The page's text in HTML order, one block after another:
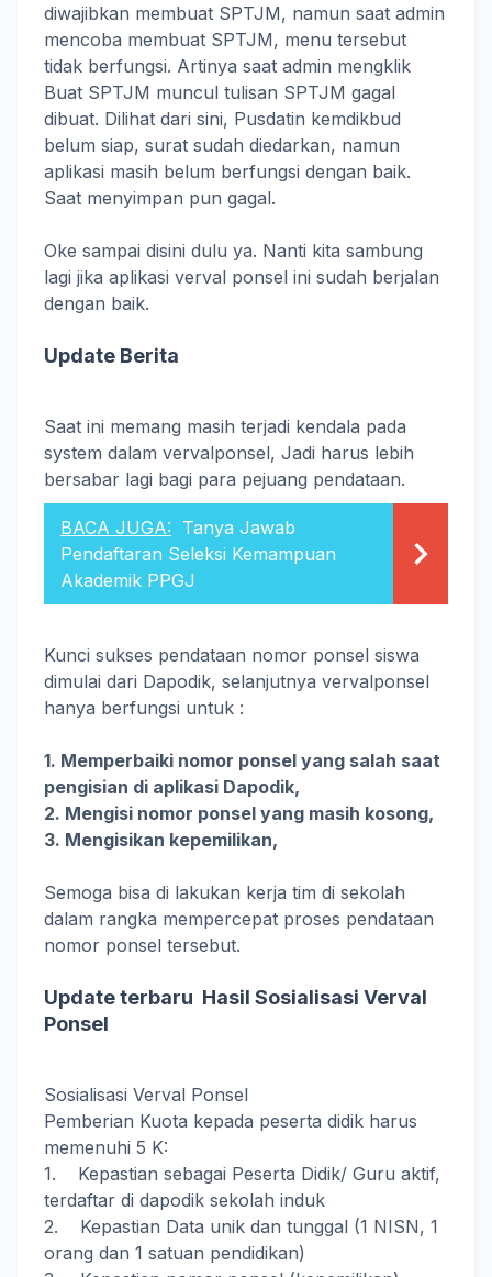
diwajibkan membuat SPTJM, namun saat admin
mencoba membuat SPTJM, menu tersebut
tidak berfungsi. Artinya saat admin mengklik
Buat SPTJM muncul tulisan SPTJM gagal
dibuat. Dilihat dari sini, Pusdatin kemdikbud
belum siap, surat sudah diedarkan, namun
aplikasi masih belum berfungsi dengan baik.
Saat menyimpan pun gagal.
Oke sampai disini dulu ya. Nanti kita sambung
lagi jika aplikasi verval ponsel ini sudah berjalan
dengan baik.
Update Berita
Saat ini memang masih terjadi kendala pada
system dalam vervalponsel, Jadi harus lebih
bersabar lagi bagi para pejuang pendataan.
BACA JUGA: Tanya Jawab
Pendaftaran Seleksi Kemampuan
Akademik PPGJ
Kunci sukses pendataan nomor ponsel siswa
dimulai dari Dapodik, selanjutnya vervalponsel
hanya berfungsi untuk :
1. Memperbaiki nomor ponsel yang salah saat
pengisian di aplikasi Dapodik,
2. Mengisi nomor ponsel yang masih kosong,
3. Mengisikan kepemilikan,
Semoga bisa di lakukan kerja tim di sekolah
dalam rangka mempercepat proses pendataan
nomor ponsel tersebut.
Update terbaru Hasil Sosialisasi Verval
Ponsel
Sosialisasi Verval Ponsel
Pemberian Kuota kepada peserta didik harus
memenuhi 5 K:
1. Kepastian sebagai Peserta Didik/ Guru aktif,
terdaftar di dapodik sekolah induk
2. Kepastian Data unik dan tunggal (1 NISN, 1
orang dan 1 satuan pendidikan)